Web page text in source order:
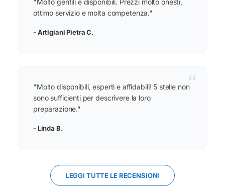
ottimo servizio e molta competenza."
- Artigiani Pietra C.
“
"Molto disponibili, esperti e affidabili! 5 stelle non
sono sufficienti per descrivere la loro
preparazione."
- Linda B.
LEGGI TUTTE LE RECENSIONI